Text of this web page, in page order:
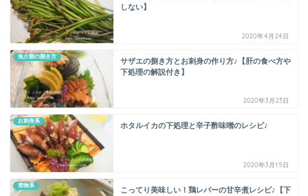
しない】
2020年4月24日
魚介類の捌き方
サザエの捌き方とお刺身の作り方♪【肝の食べ方や
下処理の解説付き】
2020年3月23日
お刺身系
ホタルイカの下処理と辛子酢味噌のレシピ♪
2020年3月15日
煮物系
こってり美味しい！鶏レバーの甘辛煮レシピ♪【下